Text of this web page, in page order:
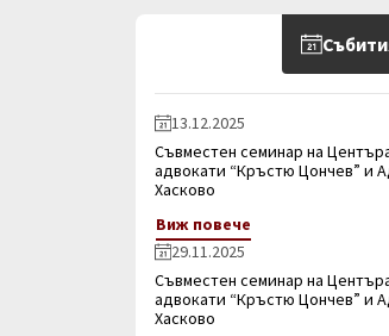
13.12.2025
Съвместен семинар на
адвокати “Кръстю Цончев” и
Хасково
Виж повече
29.11.2025
Съвместен семинар на
адвокати “Кръстю Цончев” и
Хасково